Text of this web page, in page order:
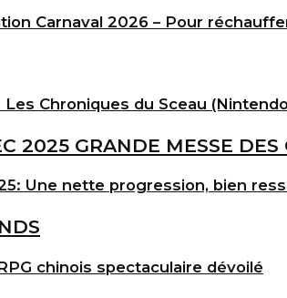
Carnaval 2026 – Pour
Chroniques du Sceau
Une nette progression, bien
chinois spectaculaire dévoilé